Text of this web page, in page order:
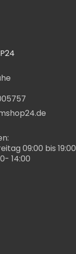
09:00 bis 19:00
14:00